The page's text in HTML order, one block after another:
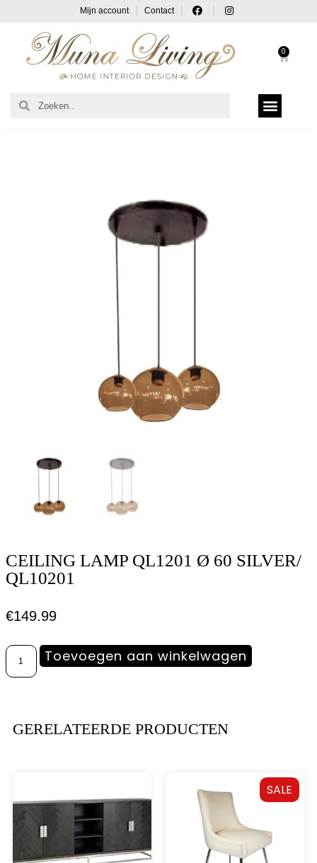
Mijn account Contact
0
CEILING LAMP QL1201 Ø 60 SILVER/
QL10201
€149.99
Toevoegen aan winkelwagen
GERELATEERDE PRODUCTEN
SALE